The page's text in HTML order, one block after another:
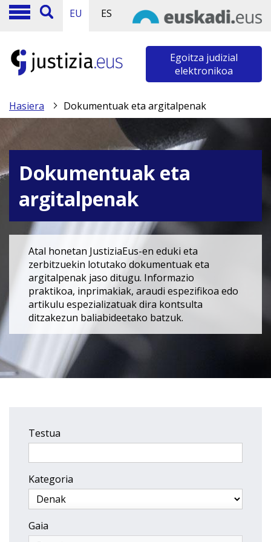
EU ES
Egoitza judizial
elektronikoa
Hasiera Dokumentuak eta argitalpenak
Dokumentuak eta
argitalpenak
Atal honetan JustiziaEus-en eduki eta
zerbitzuekin lotutako dokumentuak eta
argitalpenak jaso ditugu. Informazio
praktikoa, inprimakiak, araudi espezifikoa edo
artikulu espezializatuak dira kontsulta
ditzakezun baliabideetako batzuk.
Testua
Kategoria
Gaia